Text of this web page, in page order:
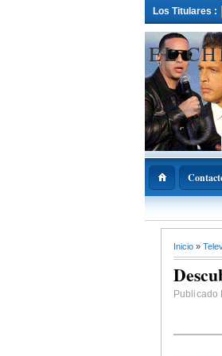
Los Titulares :
EL
Inicio »
Publicado